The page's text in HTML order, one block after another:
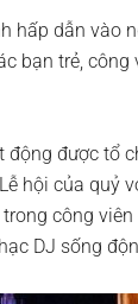
hấp dẫn vào
bạn trẻ,
được tổ
hội của quỷ
công
DJ sống